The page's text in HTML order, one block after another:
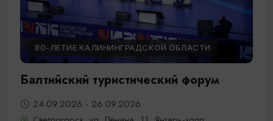
80-ЛЕТИЕ КАЛИНИНГРАДСКОЙ ОБЛАСТИ
Балтийский туристический форум
24.09.2026 - 26.09.2026